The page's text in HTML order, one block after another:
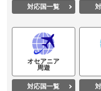
対応国一覧
オセアニア
周遊
対応国一覧